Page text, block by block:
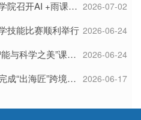
2026-07-02
【创业】创业学院、继续教育学院召开AI +雨课堂专题培训会
2026-06-24
技能比赛顺利举行
2026-06-24
【信智】信智学院召开“人工智能与科学之美”课程复盘会
2026-06-17
【金融】金融与经贸学院圆满完成“出海匠”跨境电商AI内容营...